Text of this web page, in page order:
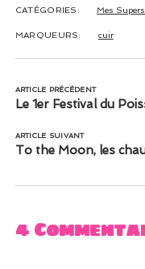
CATÉGORIES: Mes
MARQUEURS: cuir
ARTICLE PRÉCÉDENT
Le 1er Festival du
ARTICLE SUIVANT
To the Moon, les
4